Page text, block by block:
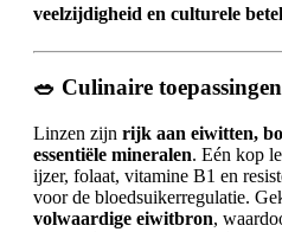
veelzijdigheid en culturele
🥗 Culinaire
Linzen zijn rijk aan eiwitten,
essentiële mineralen. Eén kop
ijzer, folaat, vitamine B1 en
voor de bloedsuikerregulatie.
volwaardige eiwitbron,